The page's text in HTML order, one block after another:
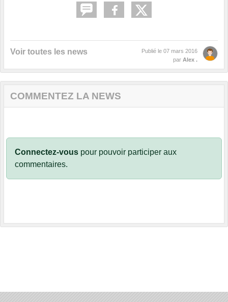
Voir toutes les news Publié le 07 mars 2016
par Alex .
COMMENTEZ LA NEWS
Connectez-vous pour pouvoir participer aux
commentaires.